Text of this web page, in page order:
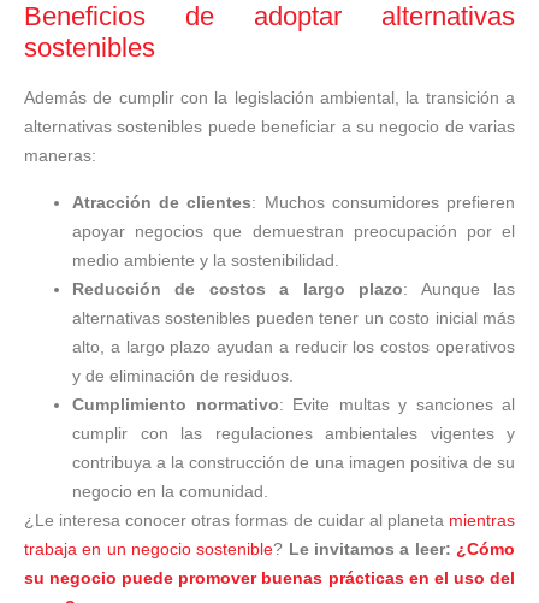
Beneficios de adoptar alternativas
sostenibles
Además de cumplir con la legislación ambiental, la transición a
alternativas sostenibles puede beneficiar a su negocio de varias
maneras:
Atracción de clientes: Muchos consumidores prefieren
apoyar negocios que demuestran preocupación por el
medio ambiente y la sostenibilidad.
Reducción de costos a largo plazo: Aunque las
alternativas sostenibles pueden tener un costo inicial más
alto, a largo plazo ayudan a reducir los costos operativos
y de eliminación de residuos.
Cumplimiento normativo: Evite multas y sanciones al
cumplir con las regulaciones ambientales vigentes y
contribuya a la construcción de una imagen positiva de su
negocio en la comunidad.
¿Le interesa conocer otras formas de cuidar al planeta mientras
trabaja en un negocio sostenible? Le invitamos a leer: ¿Cómo
su negocio puede promover buenas prácticas en el uso del